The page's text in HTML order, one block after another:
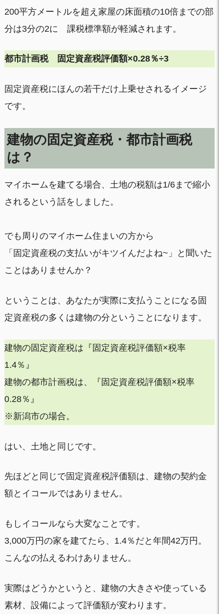
200平方メートルを超え家屋の床面積の10倍までの部
分は3分の2に 課税標準額が軽減されます。
都市計画税 固定資産税評価額×0.28％÷3
固定資産税にほんの若干だけ上乗せされるイメージ
です。
建物の固定資産税・都市計画税
は？
マイホームを建てる場合、土地の税額は1/6まで縮小
されるという話をしました。
でも周りのマイホーム住まいの方から
「固定資産税の支払いがキツイんだよね~」と聞いた
ことはありませんか？
ということは、あなたが実際に支払うことになる固
定資産税の多くは建物の分ということになります。
建物の固定資産税は『固定資産税評価額×税率
1.4％』
建物の都市計画税は、『固定資産税評価額×税率
0.28％』
※新潟市の場合。
はい、土地と同じです。
先ほどと同じで固定資産税評価額は、建物の契約金
額とイコールではありません。
もしイコールなら大変なことです。
3,000万円の家を建てたら、1.4％だと年間42万円。
こんなの払えるわけありません。
実際はどうかというと、建物の大きさや使っている
素材、設備によって評価額が変わります。